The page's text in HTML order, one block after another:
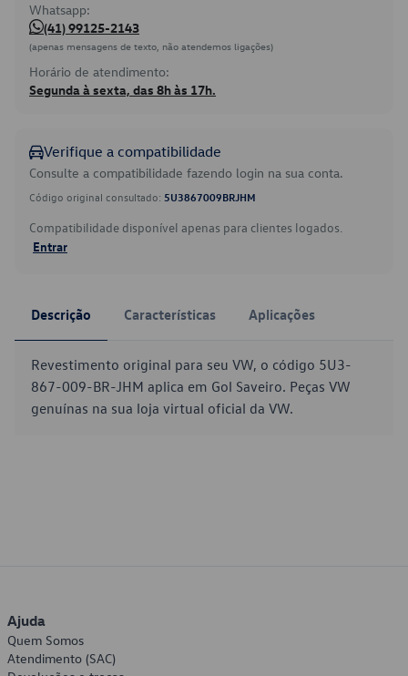
Whatsapp:
(41) 99125-2143
(apenas mensagens de texto, não atendemos ligações)
Horário de atendimento:
Segunda à sexta, das 8h às 17h.
Verifique a compatibilidade
Consulte a compatibilidade fazendo login na sua conta.
Código original consultado: 5U3867009BRJHM
Compatibilidade disponível apenas para clientes logados.
Entrar
Descrição Características Aplicações
Revestimento original para seu VW, o código 5U3-
867-009-BR-JHM aplica em Gol Saveiro. Peças VW
genuínas na sua loja virtual oficial da VW.
Ajuda
Quem Somos
Atendimento (SAC)